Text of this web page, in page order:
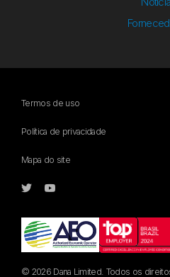
Termos de uso
Política de privacidade
Mapa do site
© 2026 Dana Limited. Todos os